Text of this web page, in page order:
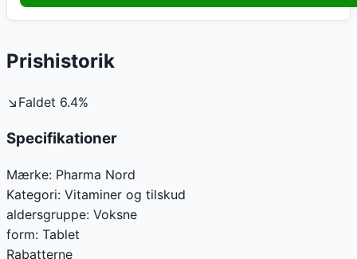
Prishistorik
↘ Faldet 6.4%
Specifikationer
Mærke: Pharma Nord
Kategori: Vitaminer og tilskud
aldersgruppe: Voksne
form: Tablet
Rabatterne